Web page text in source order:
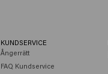
KUNDSERVICE
Ångerrätt
FAQ Kundservice